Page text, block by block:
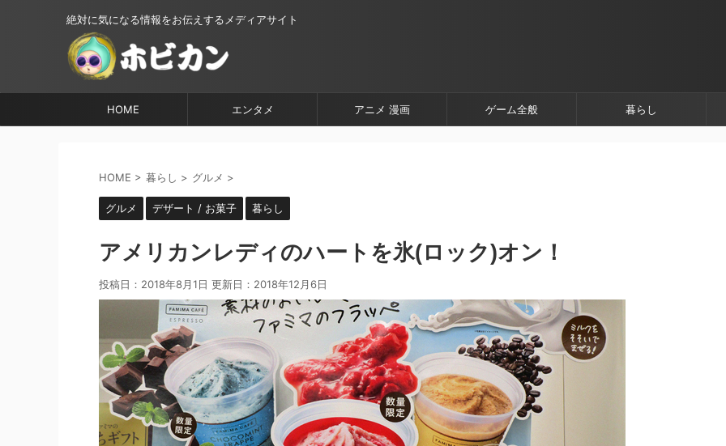
絶対に気になる情報をお伝えするメディアサイト
HOME エンタメ アニメ 漫画 ゲーム全般 暮らし
HOME > 暮らし > グルメ >
グルメ デザート / お菓子 暮らし
アメリカンレディのハートを氷(ロック)オン！
投稿日：2018年8月1日 更新日： 2018年12月6日